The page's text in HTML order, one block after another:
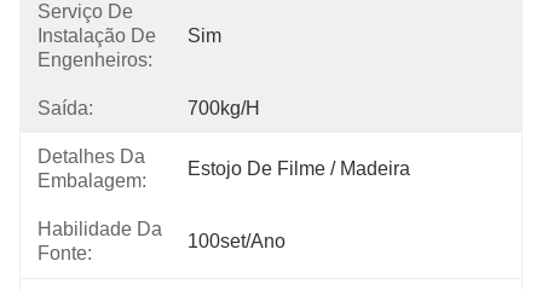
Serviço De
Instalação De
Engenheiros:
Sim
Saída: 700kg/h
Detalhes Da
Embalagem:
Estojo De Filme / Madeira
Habilidade Da
Fonte:
100set/ano